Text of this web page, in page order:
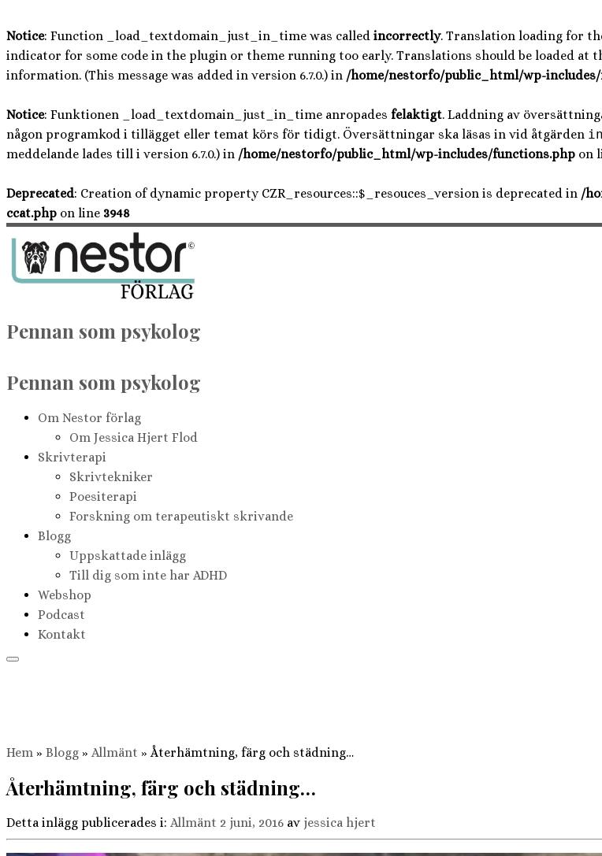
Notice: Function _load_textdomain_just_in_time was called incorrectly. Translation loading for
indicator for some code in the plugin or theme running too early. Translations should be loaded at
information. (This message was added in version 6.7.0.) in /home/nestorfo/public_html/wp-
Notice: Funktionen _load_textdomain_just_in_time anropades felaktigt. Laddning av
någon programkod i tillägget eller temat körs för tidigt. Översättningar ska läsas in vid åtgärden
meddelande lades till i version 6.7.0.) in /home/nestorfo/public_html/wp-includes/functions.php on
Deprecated: Creation of dynamic property CZR_resources::$_resouces_version is deprecated in /
ccat.php on line 3948
Hoppa
till
innehåll
Pennan som psykolog
Pennan som psykolog
Om Nestor förlag
Om Jessica Hjert Flod
Skrivterapi
Skrivtekniker
Poesiterapi
Forskning om terapeutiskt skrivande
Blogg
Uppskattade inlägg
Till dig som inte har ADHD
Webshop
Podcast
Kontakt
Hem » Blogg » Allmänt » Återhämtning, färg och städning…
Återhämtning, färg och städning…
Detta inlägg publicerades i: Allmänt 2 juni, 2016 av jessica hjert